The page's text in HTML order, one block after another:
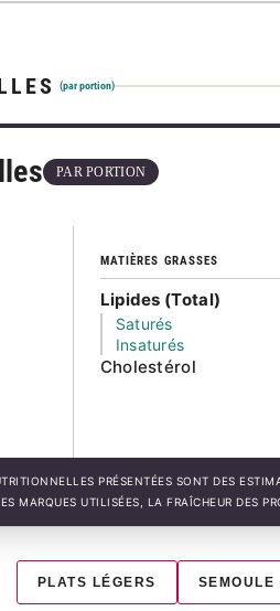
(par portion)
PAR PORTION
MATIÈRES GRASSES
Lipides (Total)
Saturés
Insaturés
Cholestérol
PRÉSENTÉES SONT DES
MARQUES UTILISÉES, LA FRAÎCHEUR DES
PLATS LÉGERS